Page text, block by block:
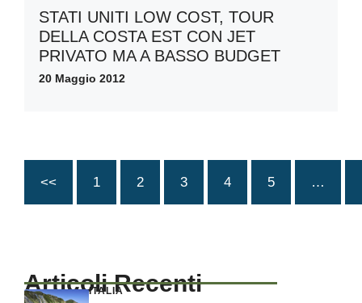
STATI UNITI LOW COST, TOUR
DELLA COSTA EST CON JET
PRIVATO MA A BASSO BUDGET
20 Maggio 2012
<< 1 2 3 4 5 …
Articoli Recenti
ITALIA